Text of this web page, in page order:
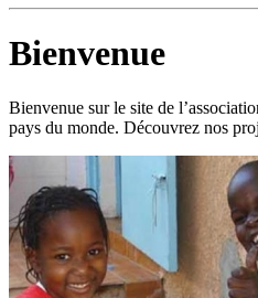
Bienvenue
Bienvenue sur le site de
pays du monde. Découvrez nos